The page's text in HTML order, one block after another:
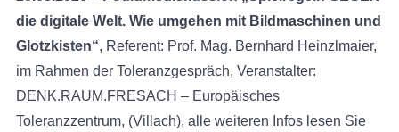
die digitale Welt. Wie umgehen mit Bildmaschinen und
Glotzkisten“, Referent: Prof. Mag. Bernhard Heinzlmaier,
im Rahmen der Toleranzgespräch, Veranstalter:
DENK.RAUM.FRESACH – Europäisches
Toleranzzentrum, (Villach), alle weiteren Infos lesen Sie